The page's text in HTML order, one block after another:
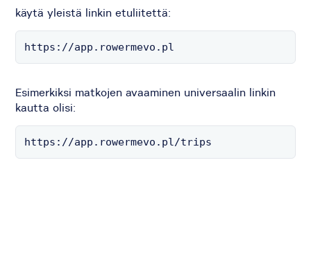
käytä yleistä linkin etuliitettä:
https://app.rowermevo.pl
Esimerkiksi matkojen avaaminen universaalin linkin
kautta olisi:
https://app.rowermevo.pl/trips